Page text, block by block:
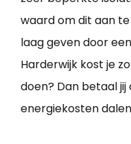
waard om dit aan
laag geven door
Harderwijk kost je
doen? Dan betaal jij
energiekosten